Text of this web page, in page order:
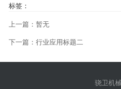
标签：
上一篇：暂无
下一篇：行业应用标题二
骁卫机